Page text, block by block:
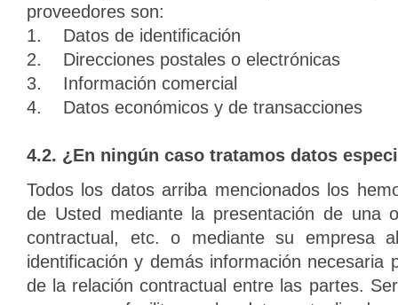
proveedores son:
1. Datos de identificación
2. Direcciones postales o electrónicas
3. Información comercial
4. Datos económicos y de transacciones
4.2. ¿En ningún caso tratamos datos
Todos los datos arriba mencionados los
de Usted mediante la presentación de una
contractual, etc. o mediante su empresa
identificación y demás información necesaria
de la relación contractual entre las partes.